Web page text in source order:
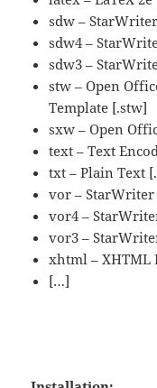
sdw –
sdw4 –
sdw3 –
stw – Open
Template [.stw]
sxw – Open
text – Text
txt – Plain Text
vor – StarWriter
vor4 –
vor3 –
xhtml – XHTML
[…]